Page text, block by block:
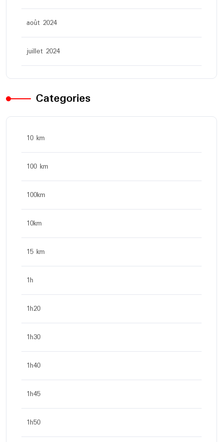
août 2024
juillet 2024
Categories
10 km
100 km
100km
10km
15 km
1h
1h20
1h30
1h40
1h45
1h50